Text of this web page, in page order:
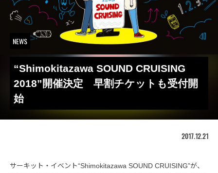
NEWS
“Shimokitazawa SOUND CRUISING
2018”開催決定 早割チケットも受付開
始
2017.12.21
サーキット・イベント“Shimokitazawa SOUND CRUISING”が、